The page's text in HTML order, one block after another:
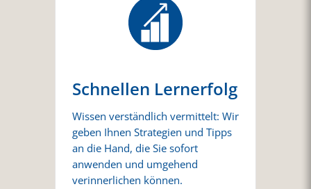
Schnellen Lernerfolg
Wissen verständlich vermittelt: Wir
geben Ihnen Strategien und Tipps
an die Hand, die Sie sofort
anwenden und umgehend
verinnerlichen können.